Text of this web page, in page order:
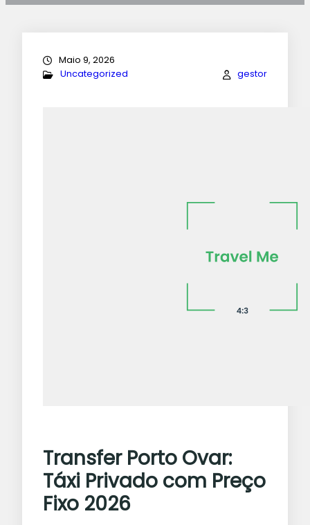
Maio 9, 2026
Uncategorized
gestor
Transfer Porto Ovar:
Táxi Privado com Preço
Fixo 2026